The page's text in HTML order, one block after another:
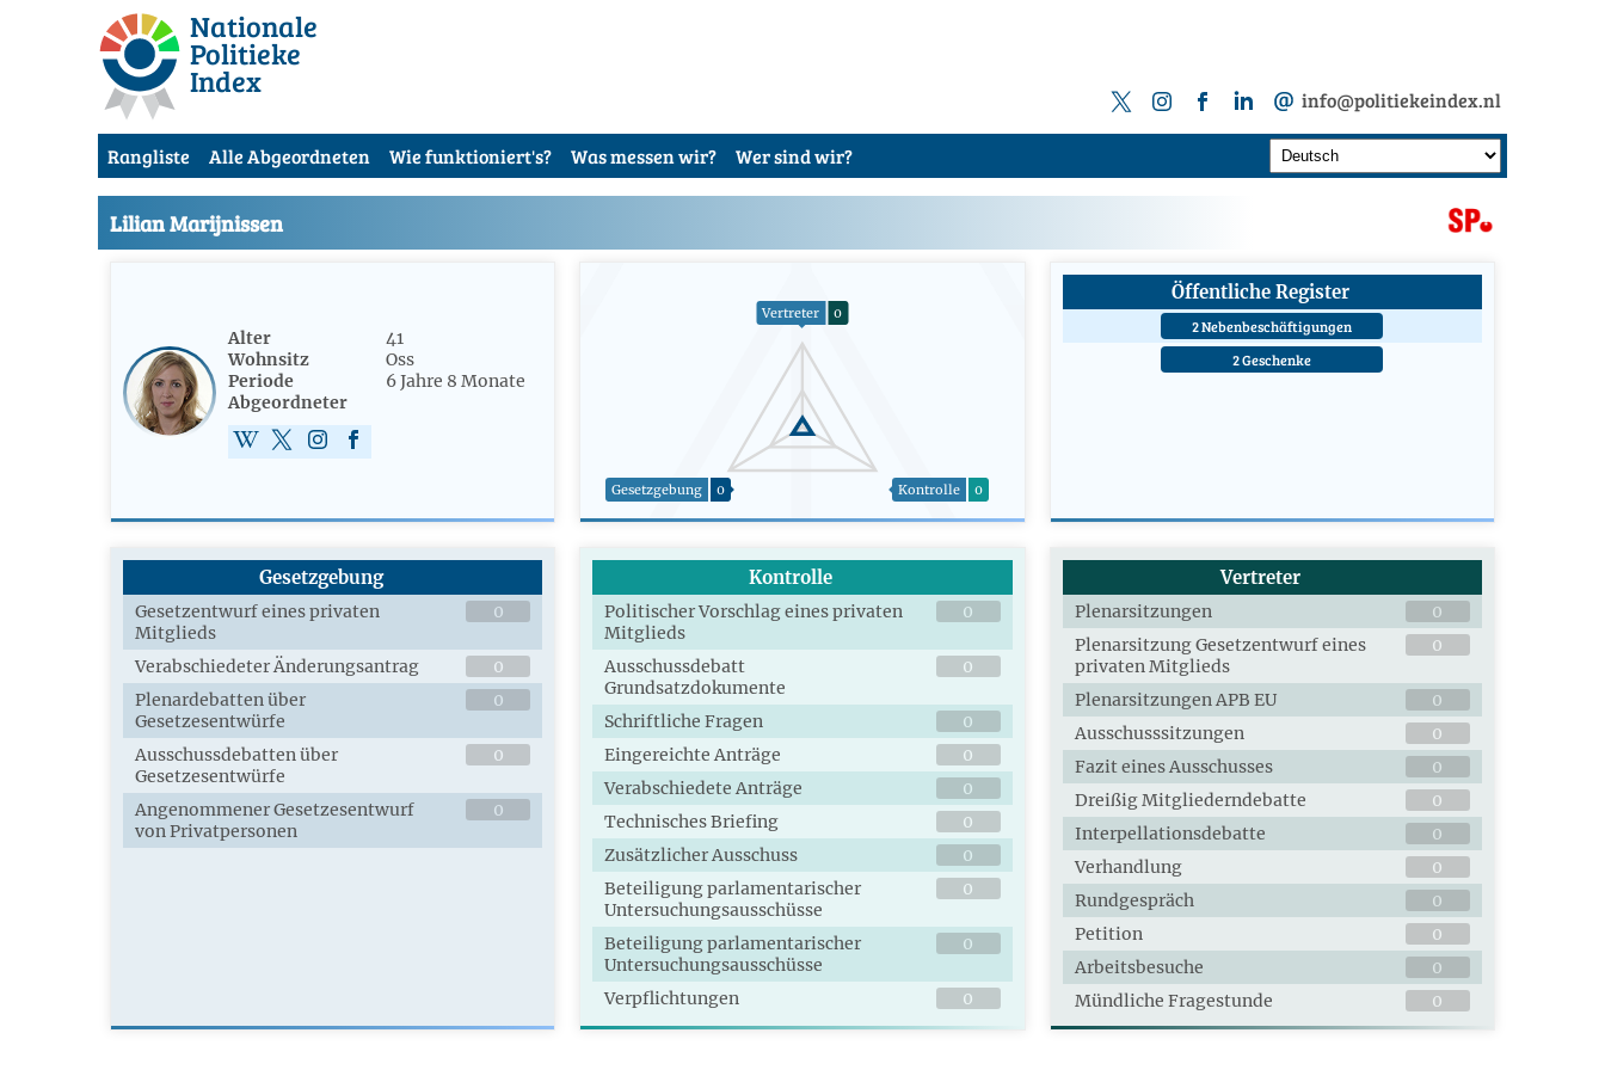
Nationale
Politieke
Index info@politiekeindex.nl
Rangliste Alle Abgeordneten Wie funktioniert's? Was messen wir? Wer sind wir?
Lilian Marijnissen
Alter
41
Wohnsitz
Oss
Periode
Abgeordneter
6 Jahre 8 Monate
Gesetzgebung 0
Vertreter 0
Kontrolle 0
Öffentliche Register
2 Nebenbeschäftigungen
2 Geschenke
Gesetzgebung
Gesetzentwurf eines privaten
Mitglieds
0
Verabschiedeter Änderungsantrag
0
Plenardebatten über
Gesetzesentwürfe
0
Ausschussdebatten über
Gesetzesentwürfe
0
Angenommener Gesetzesentwurf
von Privatpersonen
0
Kontrolle
Politischer Vorschlag eines privaten
Mitglieds
0
Ausschussdebatt
Grundsatzdokumente
0
Schriftliche Fragen
0
Eingereichte Anträge
0
Verabschiedete Anträge
0
Technisches Briefing
0
Zusätzlicher Ausschuss
0
Beteiligung parlamentarischer
Untersuchungsausschüsse
0
Beteiligung parlamentarischer
Untersuchungsausschüsse
0
Verpflichtungen 0
Vertreter
Plenarsitzungen
0
Plenarsitzung Gesetzentwurf eines
privaten Mitglieds
0
Plenarsitzungen APB EU
0
Ausschusssitzungen
0
Fazit eines Ausschusses
0
Dreißig Mitgliederndebatte
0
Interpellationsdebatte
0
Verhandlung
0
Rundgespräch
0
Petition
0
Arbeitsbesuche
0
Mündliche Fragestunde
0